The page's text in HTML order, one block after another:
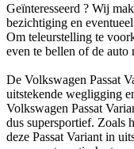
Geïnteresseerd ? Wij
bezichtiging en
Om teleurstelling te
even te bellen of de auto
De Volkswagen Passat
uitstekende wegligging
Volkswagen Passat
dus supersportief. Zoals
deze Passat Variant in